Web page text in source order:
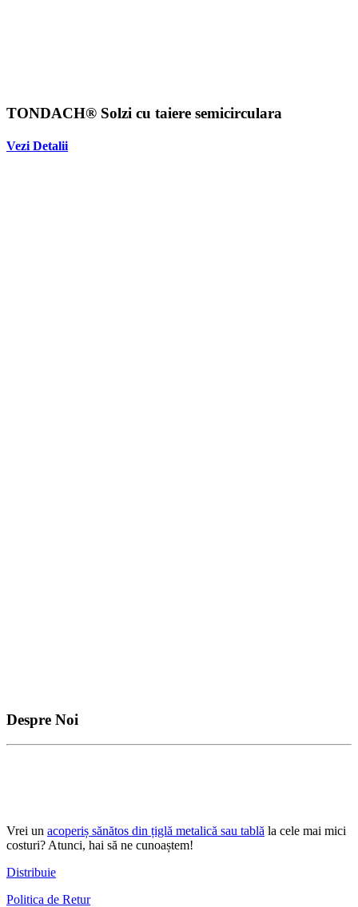
TONDACH® Solzi cu taiere semicirculara
Vezi Detalii
Despre Noi
Vrei un acoperiș sănătos din țiglă metalică sau tablă la cele mai mici
costuri? Atunci, hai să ne cunoaștem!
Distribuie
Politica de Retur